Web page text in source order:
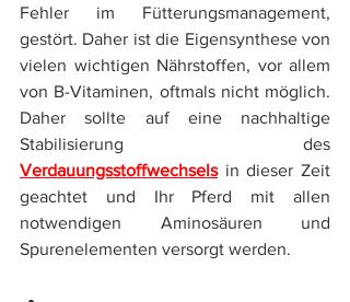
Fehler im Fütterungsmanagement,
gestört. Daher ist die Eigensynthese von
vielen wichtigen Nährstoffen, vor allem
von B-Vitaminen, oftmals nicht möglich.
Daher sollte auf eine nachhaltige
Verdauungsstoffwechsels in dieser Zeit
geachtet und Ihr Pferd mit allen
notwendigen Aminosäuren und
Spurenelementen versorgt werden.